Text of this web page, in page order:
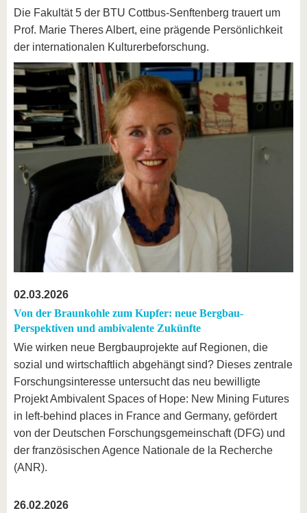
Die Fakultät 5 der BTU Cottbus-Senftenberg trauert um
Prof. Marie Theres Albert, eine prägende Persönlichkeit
der internationalen Kulturerbeforschung.
02.03.2026
Von der Braunkohle zum Kupfer: neue Bergbau-
Perspektiven und ambivalente Zukünfte
Wie wirken neue Bergbauprojekte auf Regionen, die
sozial und wirtschaftlich abgehängt sind? Dieses zentrale
Forschungsinteresse untersucht das neu bewilligte
Projekt Ambivalent Spaces of Hope: New Mining Futures
in left-behind places in France and Germany, gefördert
von der Deutschen Forschungsgemeinschaft (DFG) und
der französischen Agence Nationale de la Recherche
(ANR).
26.02.2026